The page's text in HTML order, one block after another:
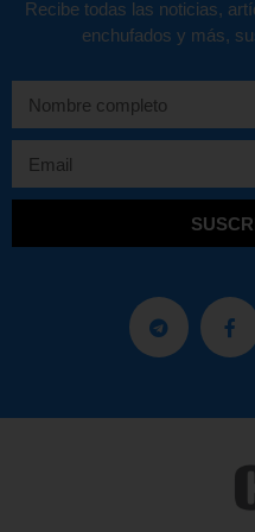
Recibe todas las noticias,
enchufados y más,